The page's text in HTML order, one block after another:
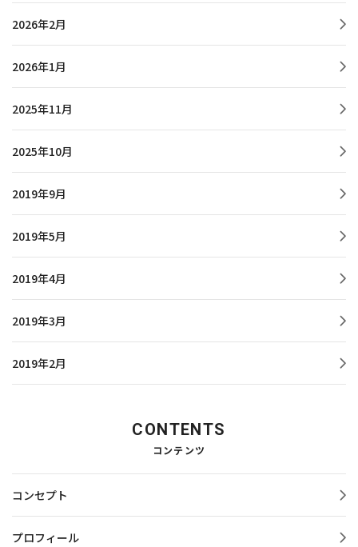
2026年2月
2026年1月
2025年11月
2025年10月
2019年9月
2019年5月
2019年4月
2019年3月
2019年2月
CONTENTS
コンテンツ
コンセプト
プロフィール